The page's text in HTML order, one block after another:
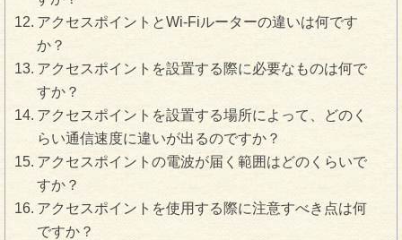
アクセスポイントとWi-Fiルーターの違いは何です
か？
アクセスポイントを設置する際に必要なものは何で
すか？
アクセスポイントを設置する場所によって、どのく
らい通信速度に違いが出るのですか？
アクセスポイントの電波が届く範囲はどのくらいで
すか？
アクセスポイントを使用する際に注意すべき点は何
ですか？